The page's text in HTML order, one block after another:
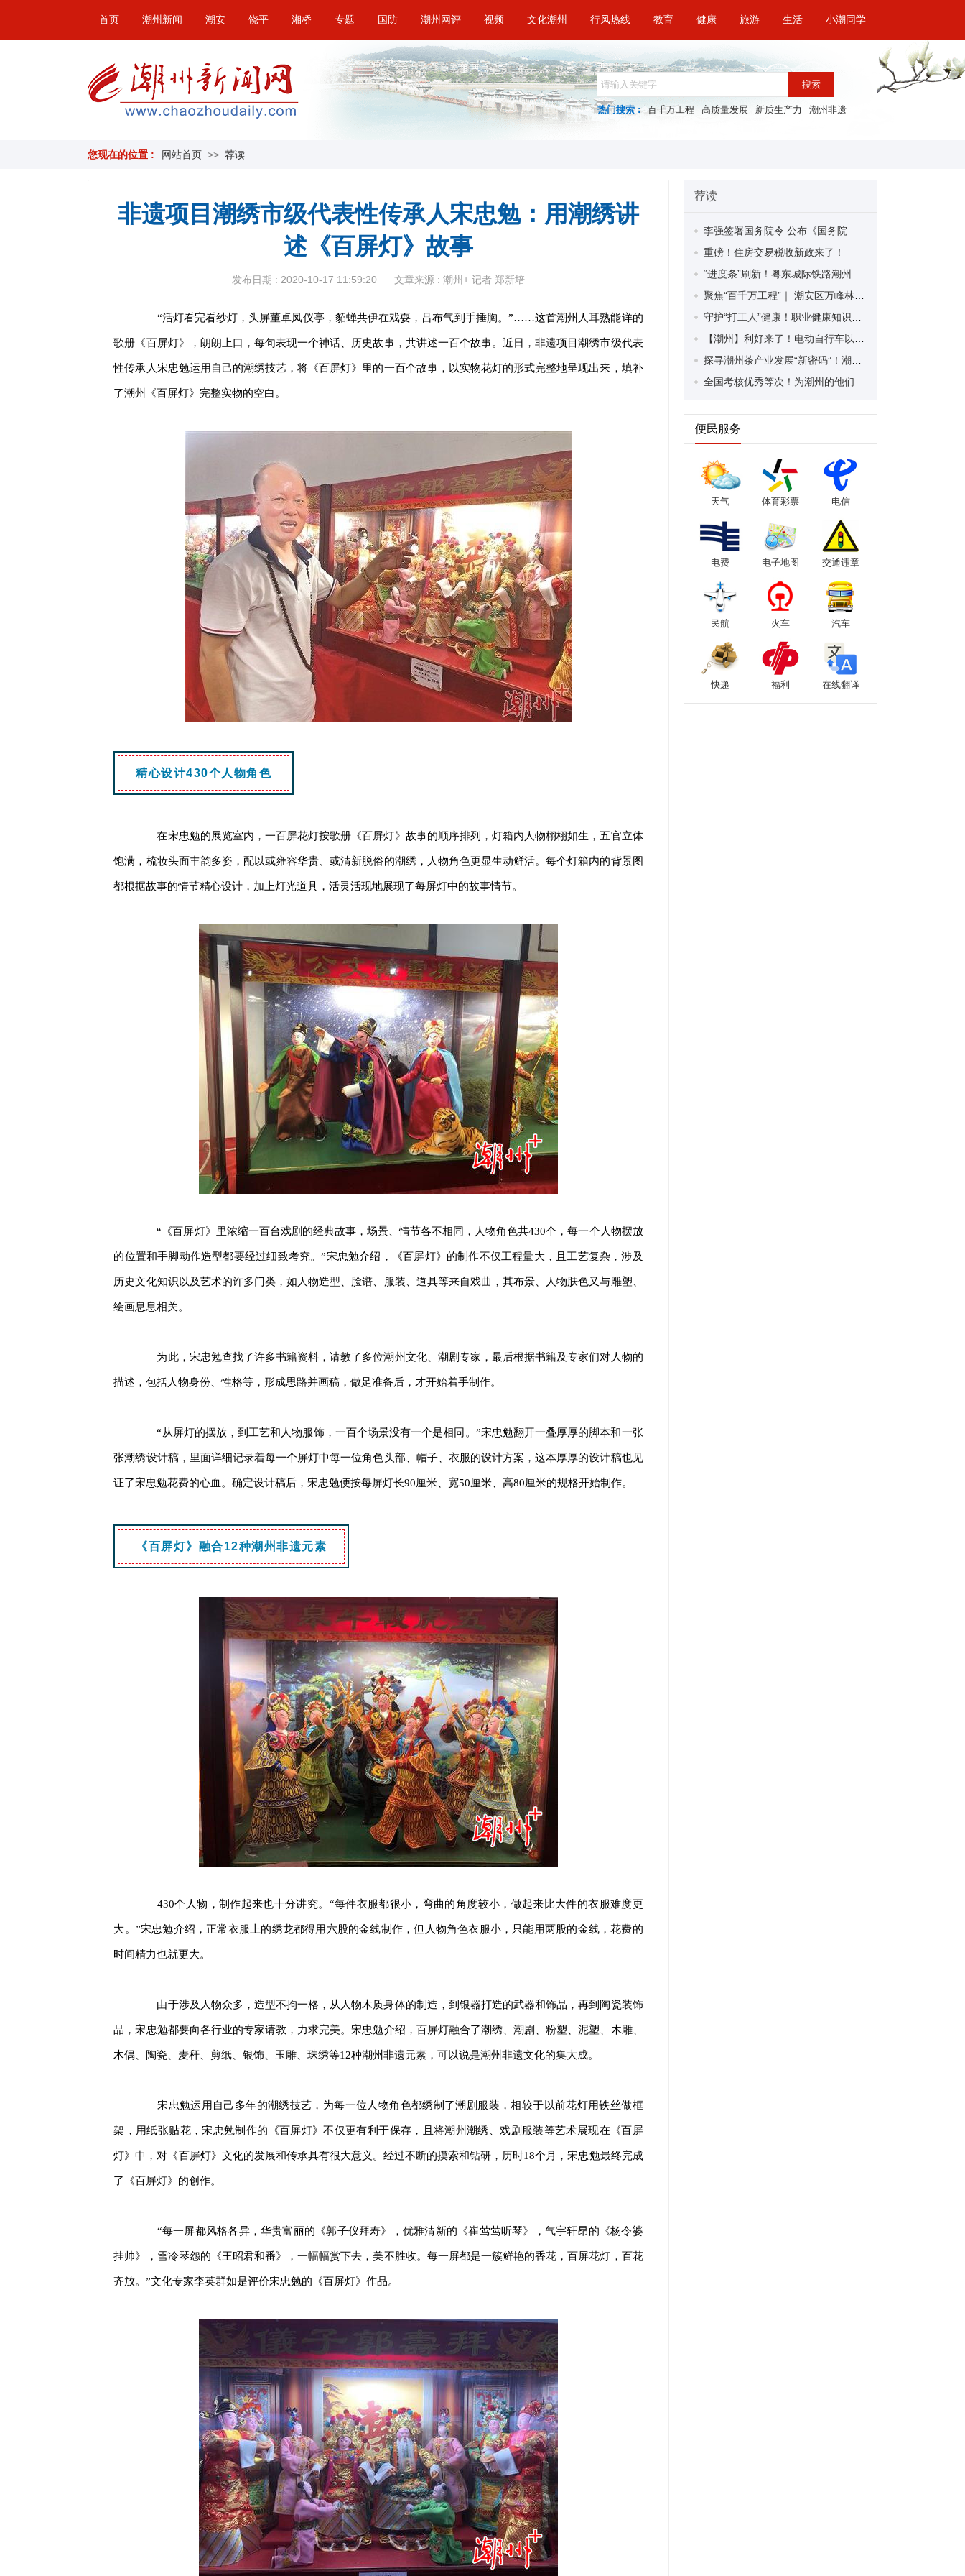
首页 潮州新闻 潮安 饶平 湘桥 专题 国防 潮州网评 视频 文化潮州 行风热线 教育 健康 旅游 生活 小潮同学
搜索
热门搜索 : 百千万工程 高质量发展 新质生产力 潮州非遗
您现在的位置 : 网站首页 >> 荐读
非遗项目潮绣市级代表性传承人宋忠勉：用潮绣讲
述《百屏灯》故事
发布日期 : 2020-10-17 11:59:20 文章来源 : 潮州+ 记者 郑新培
“活灯看完看纱灯，头屏董卓凤仪亭，貂蝉共伊在戏耍，吕布气到手捶胸。”……这首潮州人耳熟能详的
歌册《百屏灯》，朗朗上口，每句表现一个神话、历史故事，共讲述一百个故事。近日，非遗项目潮绣市级代表
性传承人宋忠勉运用自己的潮绣技艺，将《百屏灯》里的一百个故事，以实物花灯的形式完整地呈现出来，填补
了潮州《百屏灯》完整实物的空白。
精心设计430个人物角色
在宋忠勉的展览室内，一百屏花灯按歌册《百屏灯》故事的顺序排列，灯箱内人物栩栩如生，五官立体
饱满，梳妆头面丰韵多姿，配以或雍容华贵、或清新脱俗的潮绣，人物角色更显生动鲜活。每个灯箱内的背景图
都根据故事的情节精心设计，加上灯光道具，活灵活现地展现了每屏灯中的故事情节。
“《百屏灯》里浓缩一百台戏剧的经典故事，场景、情节各不相同，人物角色共430个，每一个人物摆放
的位置和手脚动作造型都要经过细致考究。”宋忠勉介绍，《百屏灯》的制作不仅工程量大，且工艺复杂，涉及
历史文化知识以及艺术的许多门类，如人物造型、脸谱、服装、道具等来自戏曲，其布景、人物肤色又与雕塑、
绘画息息相关。
为此，宋忠勉查找了许多书籍资料，请教了多位潮州文化、潮剧专家，最后根据书籍及专家们对人物的
描述，包括人物身份、性格等，形成思路并画稿，做足准备后，才开始着手制作。
“从屏灯的摆放，到工艺和人物服饰，一百个场景没有一个是相同。”宋忠勉翻开一叠厚厚的脚本和一张
张潮绣设计稿，里面详细记录着每一个屏灯中每一位角色头部、帽子、衣服的设计方案，这本厚厚的设计稿也见
证了宋忠勉花费的心血。确定设计稿后，宋忠勉便按每屏灯长90厘米、宽50厘米、高80厘米的规格开始制作。
《百屏灯》融合12种潮州非遗元素
430个人物，制作起来也十分讲究。“每件衣服都很小，弯曲的角度较小，做起来比大件的衣服难度更
大。”宋忠勉介绍，正常衣服上的绣龙都得用六股的金线制作，但人物角色衣服小，只能用两股的金线，花费的
时间精力也就更大。
由于涉及人物众多，造型不拘一格，从人物木质身体的制造，到银器打造的武器和饰品，再到陶瓷装饰
品，宋忠勉都要向各行业的专家请教，力求完美。宋忠勉介绍，百屏灯融合了潮绣、潮剧、粉塑、泥塑、木雕、
木偶、陶瓷、麦秆、剪纸、银饰、玉雕、珠绣等12种潮州非遗元素，可以说是潮州非遗文化的集大成。
宋忠勉运用自己多年的潮绣技艺，为每一位人物角色都绣制了潮剧服装，相较于以前花灯用铁丝做框
架，用纸张贴花，宋忠勉制作的《百屏灯》不仅更有利于保存，且将潮州潮绣、戏剧服装等艺术展现在《百屏
灯》中，对《百屏灯》文化的发展和传承具有很大意义。经过不断的摸索和钻研，历时18个月，宋忠勉最终完成
了《百屏灯》的创作。
“每一屏都风格各异，华贵富丽的《郭子仪拜寿》，优雅清新的《崔莺莺听琴》，气宇轩昂的《杨令婆
挂帅》，雪冷琴怨的《王昭君和番》，一幅幅赏下去，美不胜收。每一屏都是一簇鲜艳的香花，百屏花灯，百花
齐放。”文化专家李英群如是评价宋忠勉的《百屏灯》作品。
荐读
重磅！住房交易税收新政来了！
便民服务
天气 体育彩票 电信
电费 电子地图 交通违章
民航 火车 汽车
快递 福利 在线翻译